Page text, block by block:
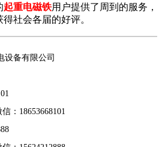
起重电磁铁用户提供了周到的服务，
社会各届的好评。
设备有限公司
18653668101